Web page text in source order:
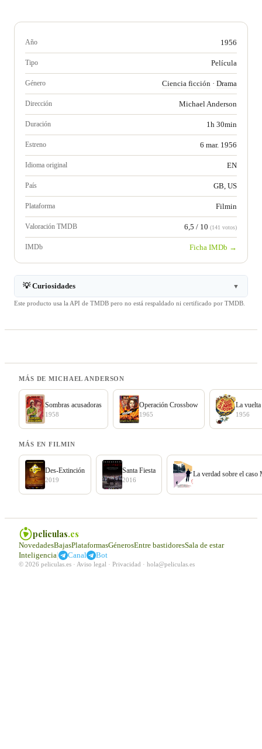
Año 1956
Tipo Película
Género Ciencia ficción · Drama
Dirección Michael Anderson
Duración 1h 30min
Estreno 6 mar. 1956
Idioma original EN
País GB, US
Plataforma Filmin
Valoración TMDB 6,5 / 10 (141 votos)
IMDb Ficha IMDb →
💡 Curiosidades ▼
Este producto usa la API de TMDB pero no está respaldado ni certificado por TMDB.
MÁS DE MICHAEL ANDERSON
Sombras acusadoras
1958
Operación Crossbow
1965
La
1956
MÁS EN FILMIN
Des-Extinción
2019
Santa Fiesta
2016
La verdad sobre el caso
peliculas.es
NovedadesBajasPlataformasGénerosEntre bastidoresSala de estar
Inteligencia| Canal Bot
© 2026 peliculas.es · Aviso legal · Privacidad · hola@peliculas.es